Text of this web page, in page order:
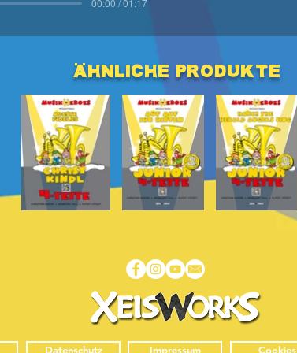
ähnliche produkte
Datenschutz Impressum Cookies